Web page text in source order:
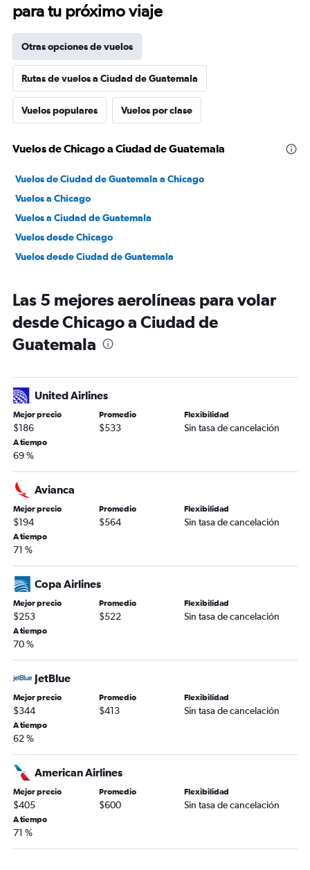
para tu próximo viaje
Otras opciones de vuelos
Rutas de vuelos a Ciudad de Guatemala
Vuelos populares Vuelos por clase
Vuelos de Chicago a Ciudad de Guatemala
Vuelos de Ciudad de Guatemala a Chicago
Vuelos a Chicago
Vuelos a Ciudad de Guatemala
Vuelos desde Chicago
Vuelos desde Ciudad de Guatemala
Las 5 mejores aerolíneas para volar
desde Chicago a Ciudad de
Guatemala
United Airlines
Mejor precio
$186
Promedio
$533
Flexibilidad
Sin tasa de cancelación
A tiempo
69 %
Avianca
Mejor precio
$194
Promedio
$564
Flexibilidad
Sin tasa de cancelación
A tiempo
71 %
Copa Airlines
Mejor precio
$253
Promedio
$522
Flexibilidad
Sin tasa de cancelación
A tiempo
70 %
JetBlue
Mejor precio
$344
Promedio
$413
Flexibilidad
Sin tasa de cancelación
A tiempo
62 %
American Airlines
Mejor precio
$405
Promedio
$600
Flexibilidad
Sin tasa de cancelación
A tiempo
71 %